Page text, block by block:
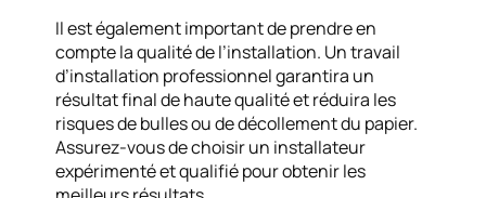
Il est également important de prendre en
compte la qualité de l’installation. Un travail
d’installation professionnel garantira un
résultat final de haute qualité et réduira les
risques de bulles ou de décollement du papier.
Assurez-vous de choisir un installateur
expérimenté et qualifié pour obtenir les